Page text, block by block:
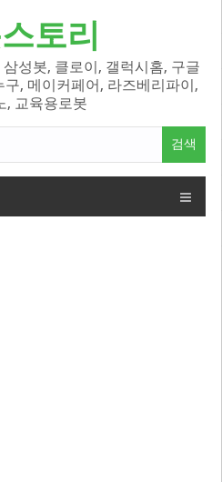
토리
성봇, 클로이, 갤럭시홈, 구글
, 메이커페어, 라즈베리파이,
, 교육용로봇